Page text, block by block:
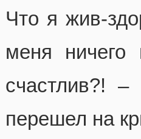
Что я жив-
меня
счастлив?!
перешел на